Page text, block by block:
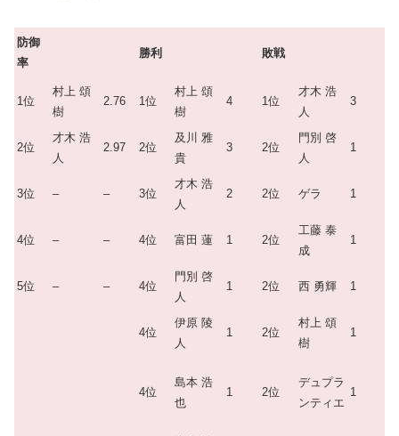
防御
率
勝利 敗戦
1位
村上 頌
樹
2.76 1位
村上 頌
樹
4 1位
才木 浩
人
3
2位
才木 浩
人
2.97 2位
及川 雅
貴
3 2位
門別 啓
人
1
3位 – – 3位
才木 浩
人
2 2位 ゲラ 1
4位 – – 4位 富田 蓮 1 2位
工藤 泰
成
1
5位 – – 4位
門別 啓
人
1 2位 西 勇輝 1
4位
伊原 陵
人
1 2位
村上 頌
樹
1
4位
島本 浩
也
1 2位
デュプラ
ンティエ
1